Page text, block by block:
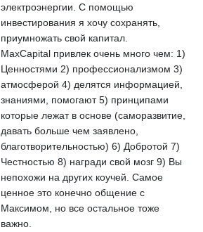
электроэнергии. С помощью
инвестирования я хочу сохранять,
приумножать свой капитал.
MaxCapital привлек очень много чем: 1)
Ценностями 2) профессионализмом 3)
атмосферой 4) делятся информацией,
знаниями, помогают 5) принципами
которые лежат в основе (саморазвитие,
давать больше чем заявлено,
благотворительностью) 6) Добротой 7)
Честностью 8) награди свой мозг 9) Вы
непохожи на других коучей. Самое
ценное это конечно общение с
Максимом, но все остальное тоже
важно.